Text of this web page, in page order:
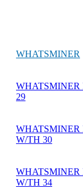
WHATSMINER
WHATSMINER
29
WHATSMINER
W/TH 30
WHATSMINER
W/TH 34